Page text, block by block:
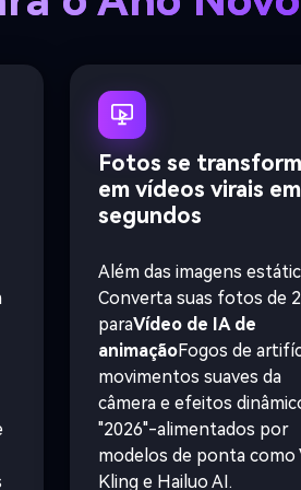
está no
e caminhou
uma luz em
emocional
frente é
câmera,
efeitos de
inspiradores.
identidade
use estilo de
efeitos de
Fotos se
em vídeos virais em
segundos
Além das imagens
Converta suas fotos de
paraVídeo de IA de
animaçãoFogos de
movimentos suaves da
câmera e efeitos
"2026"-alimentados por
modelos de ponta como
Kling e Hailuo AI.